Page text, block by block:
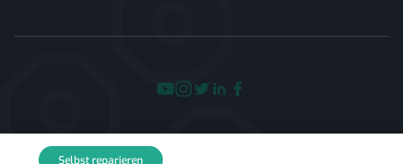
Selbst reparieren
© 2026 kaputt.de